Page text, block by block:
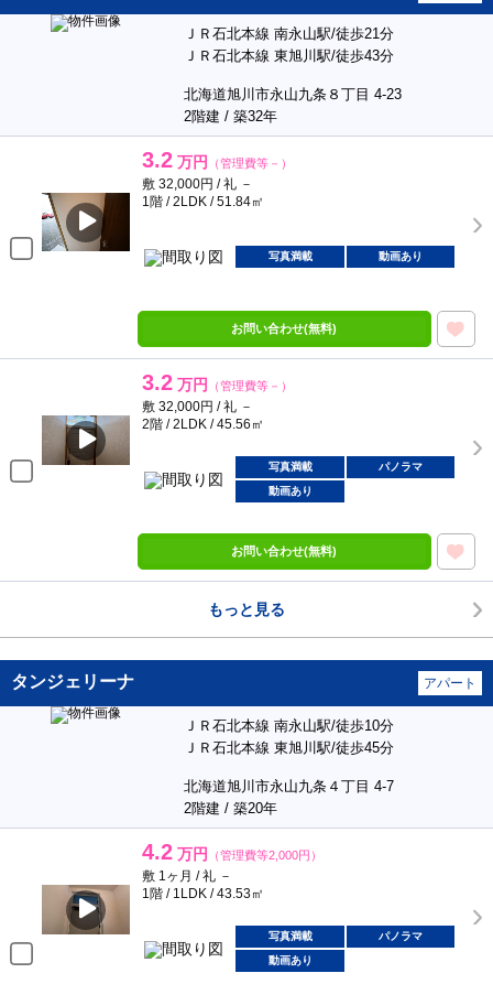
ＪＲ石北本線 南永山駅/徒歩21分
ＪＲ石北本線 東旭川駅/徒歩43分
北海道旭川市永山九条８丁目 4-23
2階建 / 築32年
3.2 万円 （管理費等－）
敷 32,000円 / 礼 －
1階 / 2LDK / 51.84㎡
写真満載 動画あり
お問い合わせ(無料)
3.2 万円 （管理費等－）
敷 32,000円 / 礼 －
2階 / 2LDK / 45.56㎡
写真満載
パノラマ
動画あり
お問い合わせ(無料)
もっと見る
タンジェリーナ アパート
ＪＲ石北本線 南永山駅/徒歩10分
ＪＲ石北本線 東旭川駅/徒歩45分
北海道旭川市永山九条４丁目 4-7
2階建 / 築20年
4.2 万円 （管理費等2,000円）
敷 1ヶ月 / 礼 －
1階 / 1LDK / 43.53㎡
写真満載
パノラマ
動画あり